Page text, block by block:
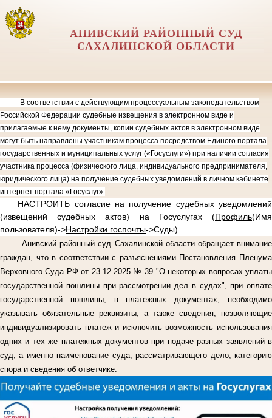
АНИВСКИЙ РАЙОННЫЙ СУД
САХАЛИНСКОЙ ОБЛАСТИ
В соответствии с действующим процессуальным законодательством
Российской Федерации судебные извещения в электронном виде и
прилагаемые к нему документы, копии судебных актов в электронном виде
могут быть направлены участникам процесса посредством Единого портала
государственных и муниципальных услуг («Госуслуги») при наличии согласия
участника процесса (физического лица, индивидуального предпринимателя,
юридического лица) на получение судебных уведомлений в личном кабинете
интернет портала «Госуслуг»
НАСТРОИТЬ согласие на получение судебных уведомлений
(извещений судебных актов) на Госуслугах (Профиль(Имя
пользователя)->Настройки госпочты->Суды)
Анивский районный суд Сахалинской области обращает внимание
граждан, что в соответствии с разъяснениями Постановления Пленума
Верховного Суда РФ от 23.12.2025 № 39 "О некоторых вопросах уплаты
государственной пошлины при рассмотрении дел в судах", при оплате
государственной пошлины, в платежных документах, необходимо
указывать обязательные реквизиты, а также сведения, позволяющие
индивидуализировать платеж и исключить возможность использования
одних и тех же платежных документов при подаче разных заявлений в
суд, а именно наименование суда, рассматривающего дело, категорию
спора и сведения об ответчике.